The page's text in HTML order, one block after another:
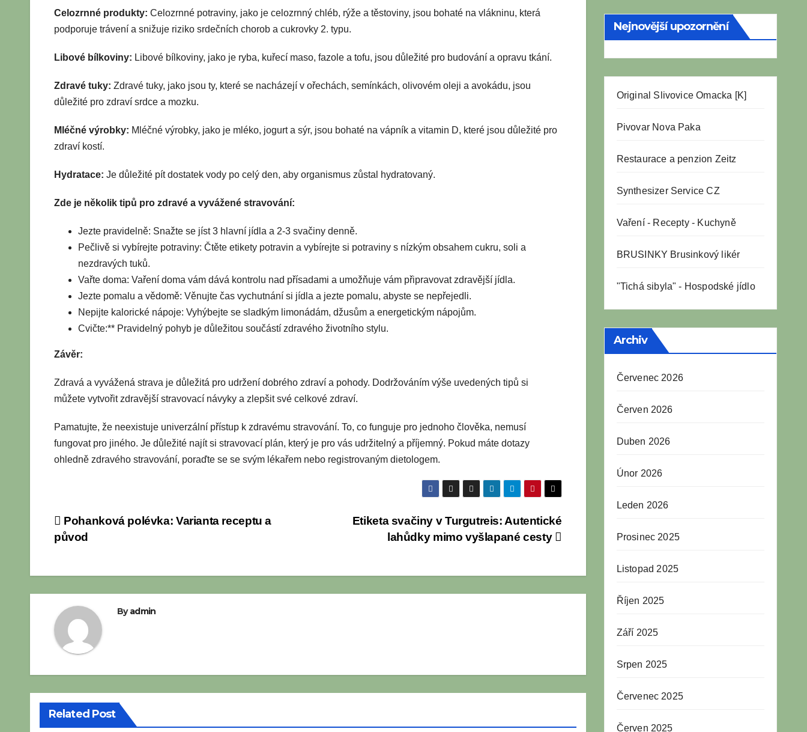
Celozrnné produkty: Celozrnné potraviny, jako je celozrnný chléb, rýže a těstoviny, jsou bohaté na vlákninu, která
podporuje trávení a snižuje riziko srdečních chorob a cukrovky 2. typu.
Libové bílkoviny: Libové bílkoviny, jako je ryba, kuřecí maso, fazole a tofu, jsou důležité pro budování a opravu tkání.
Zdravé tuky: Zdravé tuky, jako jsou ty, které se nacházejí v ořechách, semínkách, olivovém oleji a avokádu, jsou
důležité pro zdraví srdce a mozku.
Mléčné výrobky: Mléčné výrobky, jako je mléko, jogurt a sýr, jsou bohaté na vápník a vitamin D, které jsou důležité pro
zdraví kostí.
Hydratace: Je důležité pít dostatek vody po celý den, aby organismus zůstal hydratovaný.
Zde je několik tipů pro zdravé a vyvážené stravování:
Jezte pravidelně: Snažte se jíst 3 hlavní jídla a 2-3 svačiny denně.
Pečlivě si vybírejte potraviny: Čtěte etikety potravin a vybírejte si potraviny s nízkým obsahem cukru, soli a
nezdravých tuků.
Vařte doma: Vaření doma vám dává kontrolu nad přísadami a umožňuje vám připravovat zdravější jídla.
Jezte pomalu a vědomě: Věnujte čas vychutnání si jídla a jezte pomalu, abyste se nepřejedli.
Nepijte kalorické nápoje: Vyhýbejte se sladkým limonádám, džusům a energetickým nápojům.
Cvičte:** Pravidelný pohyb je důležitou součástí zdravého životního stylu.
Závěr:
Zdravá a vyvážená strava je důležitá pro udržení dobrého zdraví a pohody. Dodržováním výše uvedených tipů si
můžete vytvořit zdravější stravovací návyky a zlepšit své celkové zdraví.
Pamatujte, že neexistuje univerzální přístup k zdravému stravování. To, co funguje pro jednoho člověka, nemusí
fungovat pro jiného. Je důležité najít si stravovací plán, který je pro vás udržitelný a příjemný. Pokud máte dotazy
ohledně zdravého stravování, poraďte se se svým lékařem nebo registrovaným dietologem.
Navigace
pro
příspěvek
Etiketa svačiny v Turgutreis: Autentické
lahůdky mimo vyšlapané cesty
Pohanková polévka: Varianta receptu a
původ
Byadmin
Related Post
Nejnovější upozornění
Original Slivovice Omacka [K]
Pivovar Nova Paka
Restaurace a penzion Zeitz
Synthesizer Service CZ
Vaření- Recepty- Kuchyně
BRUSINKY Brusinkový likér
"Tichá sibyla" - Hospodské jídlo
Archiv
Červenec 2026
Červen 2026
Duben 2026
Únor 2026
Leden 2026
Prosinec 2025
Listopad 2025
Říjen 2025
Září 2025
Srpen 2025
Červenec 2025
Červen 2025